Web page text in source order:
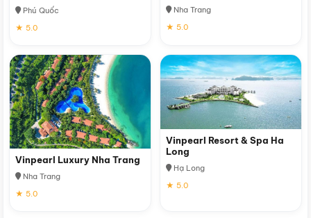
Phú Quốc
★ 5.0
Nha Trang
★ 5.0
Vinpearl Luxury Nha Trang
Nha Trang
★ 5.0
Vinpearl Resort & Spa Ha
Long
Hạ Long
★ 5.0